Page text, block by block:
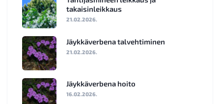
takaisinleikkaus
21.02.2026.
Jäykkäverbena talvehtiminen
21.02.2026.
Jäykkäverbena hoito
16.02.2026.